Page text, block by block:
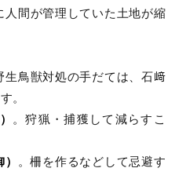
人間が管理していた土地が縮
生鳥獣対処の手だては、石﨑
。
。狩猟・捕獲して減らすこ
。柵を作るなどして忌避す